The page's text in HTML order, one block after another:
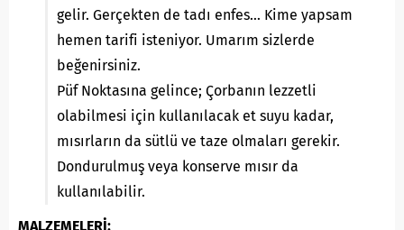
gelir. Gerçekten de tadı enfes… Kime yapsam
hemen tarifi isteniyor. Umarım sizlerde
beğenirsiniz.
Püf Noktasına gelince; Çorbanın lezzetli
olabilmesi için kullanılacak et suyu kadar,
mısırların da sütlü ve taze olmaları gerekir.
Dondurulmuş veya konserve mısır da
kullanılabilir.
MALZEMELERİ: